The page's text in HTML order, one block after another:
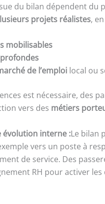
du bilan dépendent du
projets réalistes,
mobilisables
de l’emploi local ou
est nécessaire, des
vers des métiers
évolution interne :Le bilan
vers un poste à
de service. Des
RH pour activer